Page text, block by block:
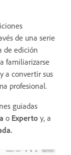
de una serie
de edición
familiarizarse
a convertir sus
profesional.
guiadas
o Experto y, a